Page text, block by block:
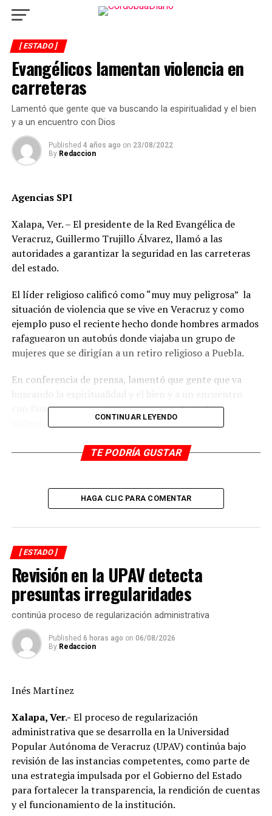
[ ESTADO ]
Evangélicos lamentan violencia en
carreteras
Lamentó que gente que va buscando la espiritualidad y el bien
y a un encuentro con Dios
Published 4 años ago on 23/08/2022
By Redaccion
Agencias SPI
Xalapa, Ver. – El presidente de la Red Evangélica de
Veracruz, Guillermo Trujillo Álvarez, llamó a las
autoridades a garantizar la seguridad en las carreteras
del estado.
El líder religioso calificó como “muy muy peligrosa” la
situación de violencia que se vive en Veracruz y como
ejemplo puso el reciente hecho donde hombres armados
rafaguearon un autobús donde viajaba un grupo de
mujeres que se dirigían a un retiro religioso a Puebla.
En conferencia de prensa, lamentó que gente que va
buscando la espiritualidad y el bien y a un encuentro
con Dios, estén sometidas a este tipo de hechos
violentos en la zona de Acultzingo
“Esto fue un ataque directo del crimen y nuestras
autoridades ojalá investiguen, lleguen a los culpables y
están luchando entre la vida y la muerte”, acusó.
conductor del vehículo evitó que se registrara una
situación mayor.
Trujillo Álvarez lamentó los niveles a los que se ha
llegado de inmoralidad, de inseguridad y por ello se unió
al llamado a la paz de la Iglesia Católica, al llamado que
ha hecho por los desaparecidos.
Y dijo que las autoridades deben ofrecer a todos mayor
Veracruz y preguntó en manos de quiénes estamos.
RELATED TOPICS:
DESPUÉS
Zenyazen inaugura nuevo ciclo escolar en Media
Superior y Superior
Veracruz: baja ocupación laboral de mujeres
CONTINUAR LEYENDO
TE PODRÍA GUSTAR
HAGA CLIC PARA COMENTAR
[ ESTADO ]
Revisión en la UPAV detecta
presuntas irregularidades
continúa proceso de regularización administrativa
Published 6 horas ago on 06/08/2026
By Redaccion
Inés Martínez
Xalapa, Ver.- El proceso de regularización
administrativa que se desarrolla en la Universidad
Popular Autónoma de Veracruz (UPAV) continúa bajo
revisión de las instancias competentes, como parte de
una estrategia impulsada por el Gobierno del Estado
para fortalecer la transparencia, la rendición de cuentas
y el funcionamiento de la institución.